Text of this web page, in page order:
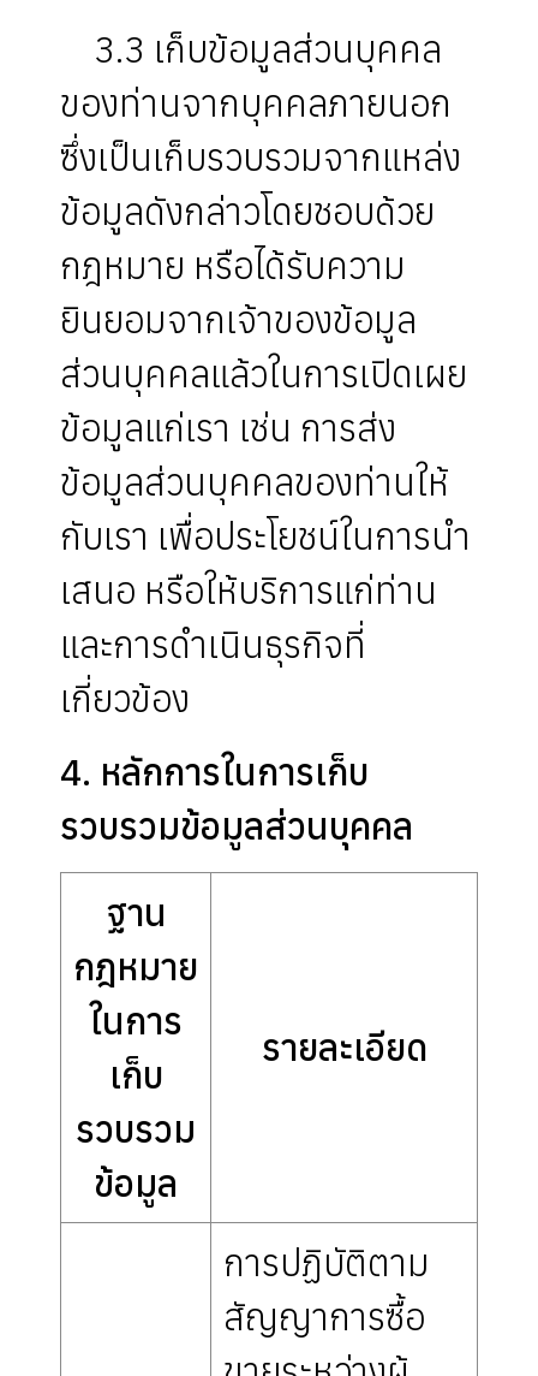
3.3 เก็บข้อมูลส่วนบุคคล
ของท่านจากบุคคลภายนอก
ซึ่งเป็นเก็บรวบรวมจากแหล่ง
ข้อมูลดังกล่าวโดยชอบด้วย
กฎหมาย หรือได้รับความ
ยินยอมจากเจ้าของข้อมูล
ส่วนบุคคลแล้วในการเปิดเผย
ข้อมูลแก่เรา เช่น การส่ง
ข้อมูลส่วนบุคคลของท่านให้
กับเรา เพื่อประโยชน์ในการนำ
เสนอ หรือให้บริการแก่ท่าน
และการดำเนินธุรกิจที่
เกี่ยวข้อง
4. หลักการในการเก็บ
รวบรวมข้อมูลส่วนบุคคล
ฐาน
กฎหมาย
ในการ
เก็บ
รวบรวม
ข้อมูล
รายละเอียด
การปฏิบัติตาม
สัญญาการซื้อ